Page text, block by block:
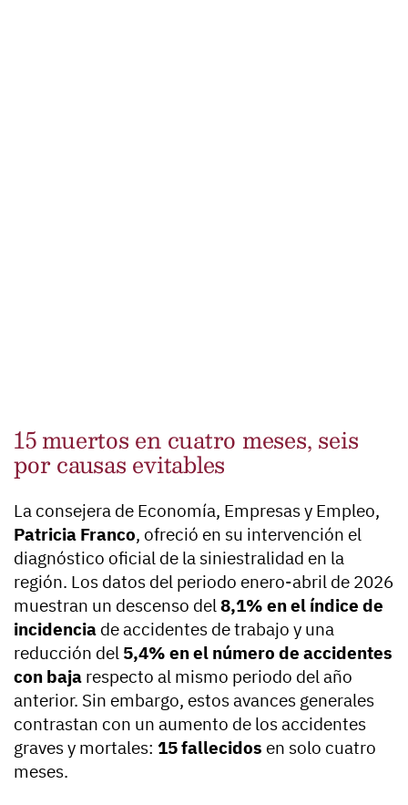
15 muertos en cuatro meses, seis
por causas evitables
La consejera de Economía, Empresas y Empleo,
Patricia Franco, ofreció en su intervención el
diagnóstico oficial de la siniestralidad en la
región. Los datos del periodo enero-abril de 2026
muestran un descenso del8,1% en el índice de
incidencia de accidentes de trabajo y una
reducción del 5,4% en el número de accidentes
con baja respecto al mismo periodo del año
anterior. Sin embargo, estos avances generales
contrastan con un aumento de los accidentes
graves y mortales: 15 fallecidos en solo cuatro
meses.